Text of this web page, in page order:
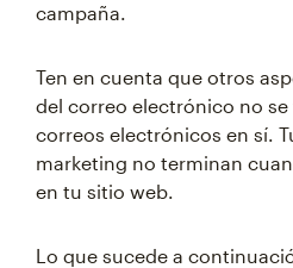
campaña.
Ten en cuenta que otros
del correo electrónico no
correos electrónicos en sí.
marketing no terminan
en tu sitio web.
Lo que sucede a